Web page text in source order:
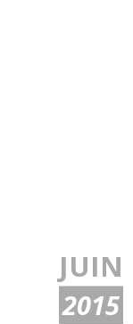
JUIN
2015